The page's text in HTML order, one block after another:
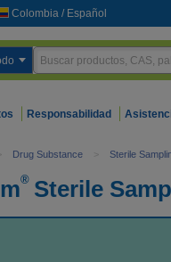
Colombia / Español
Responsabilidad
> Drug Substance > Sterile
® Sterile